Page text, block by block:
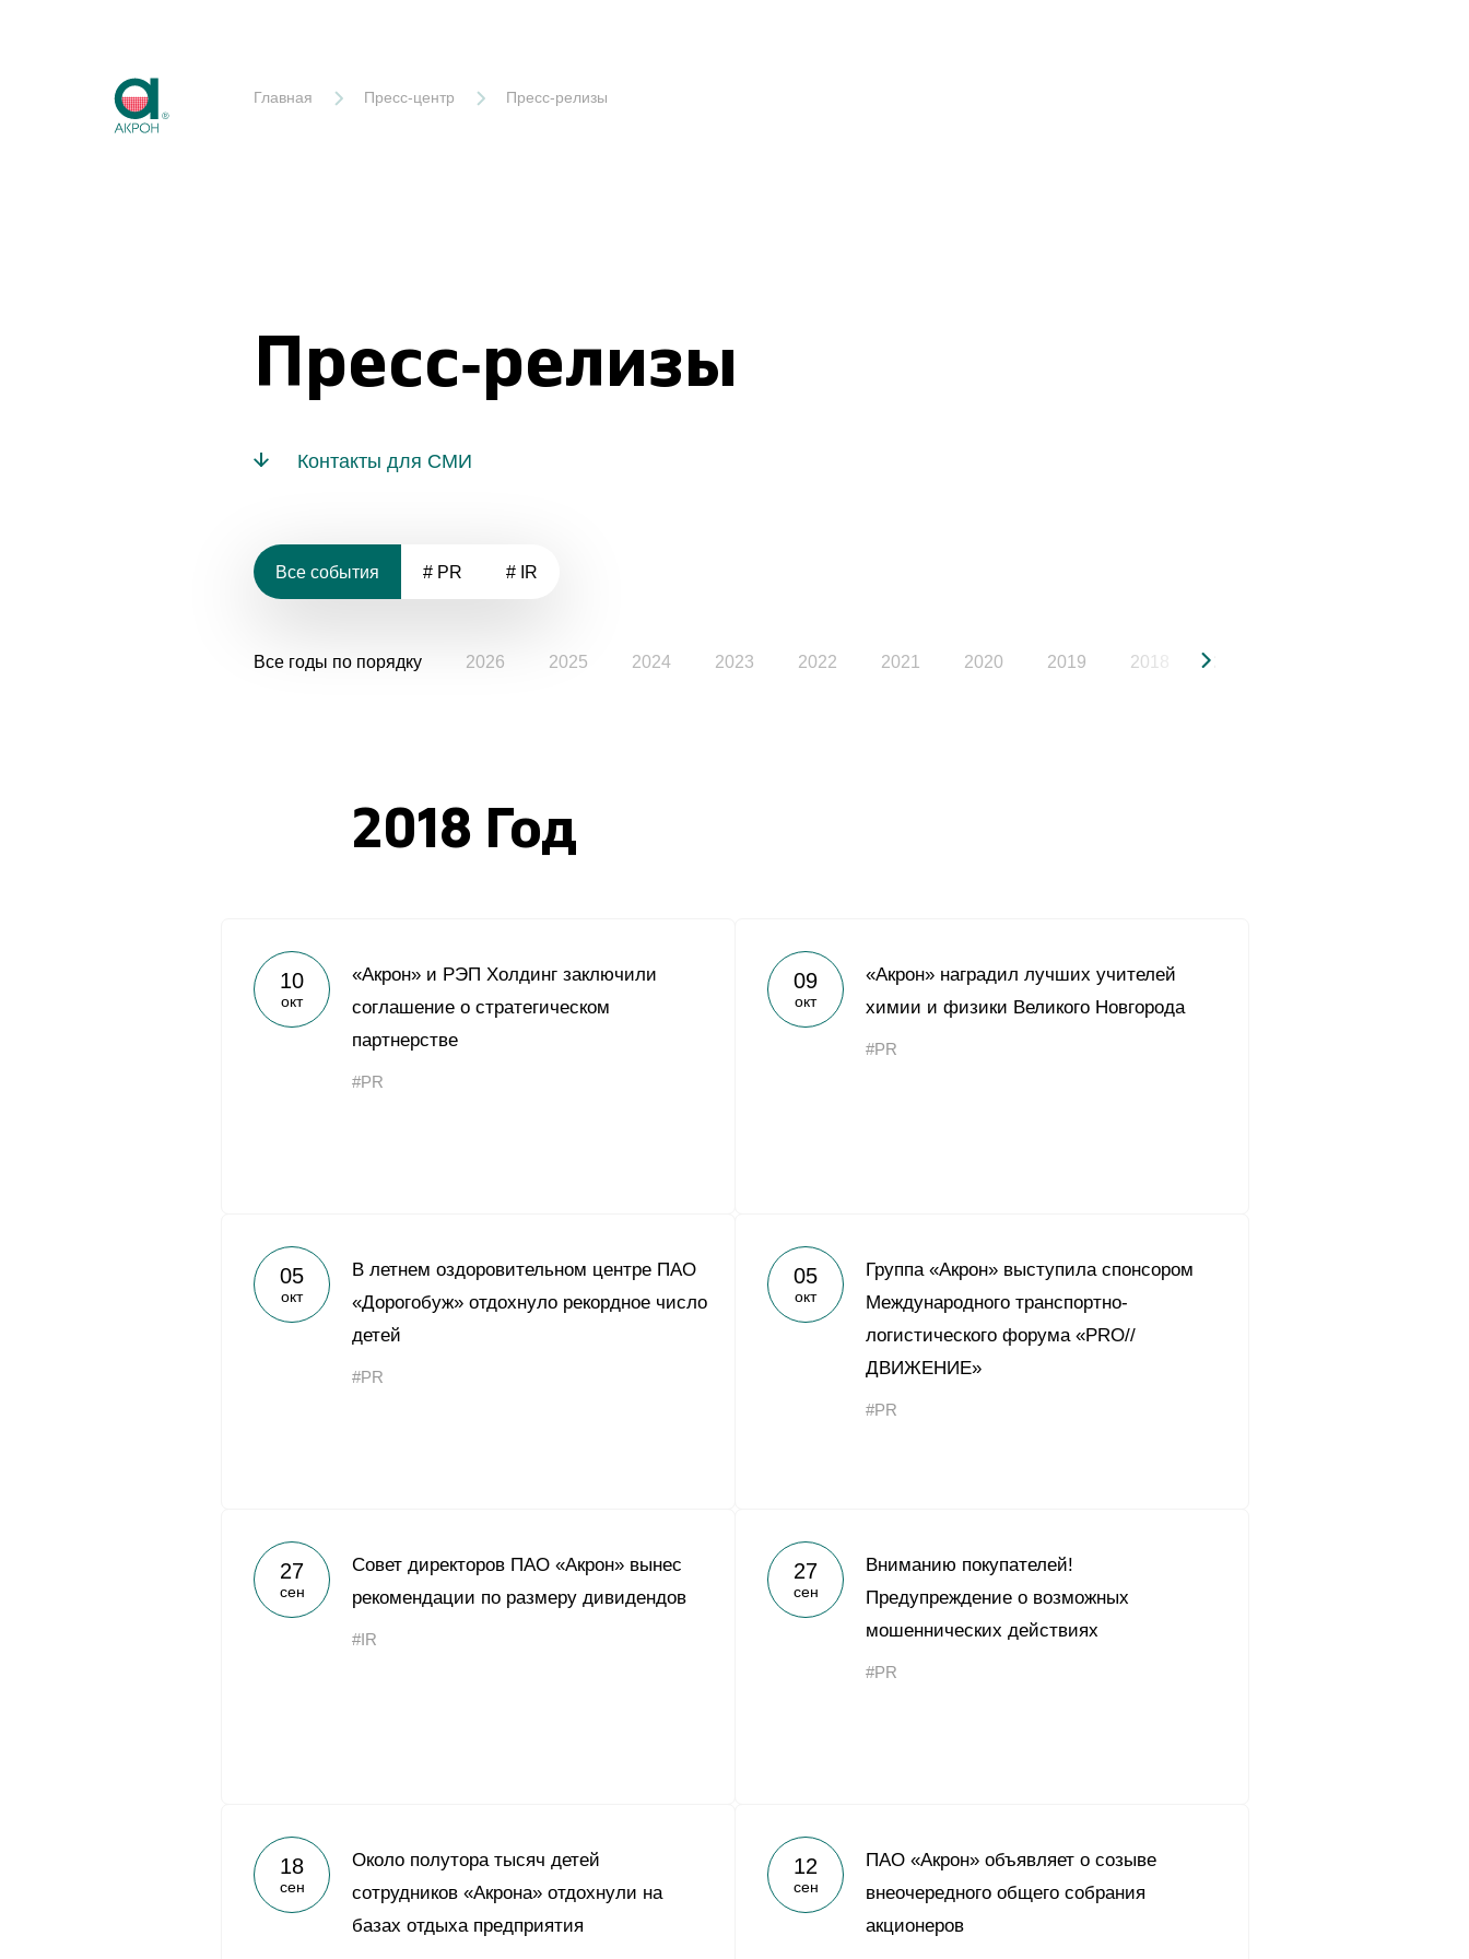
Главная Пресс-центр Пресс-релизы
Пресс-релизы
Контакты для СМИ
Все события # PR # IR
Все годы по порядку 2026 2025 2024 2023 2022 2021 2020 2019 2018
2018 Год
10
окт
«Акрон» и РЭП Холдинг заключили
соглашение о стратегическом
партнерстве
#PR
09
окт
«Акрон» наградил лучших учителей
химии и физики Великого Новгорода
#PR
05
окт
В летнем оздоровительном центре ПАО
«Дорогобуж» отдохнуло рекордное число
детей
#PR
05
окт
Группа «Акрон» выступила спонсором
Международного транспортно-
логистического форума «PRO//
ДВИЖЕНИЕ»
#PR
27
сен
Совет директоров ПАО «Акрон» вынес
рекомендации по размеру дивидендов
#IR
27
сен
Вниманию покупателей!
Предупреждение о возможных
мошеннических действиях
#PR
18
сен
Около полутора тысяч детей
сотрудников «Акрона» отдохнули на
базах отдыха предприятия
12
сен
ПАО «Акрон» объявляет о созыве
внеочередного общего собрания
акционеров